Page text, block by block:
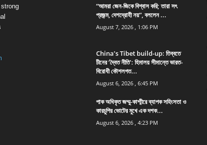
“আমরা জেন-জিকে বিশ্বাস করি; তারা সৎ
প্রজন্ম, দেশদ্রোহী নয়”, বললেন ...
August 7, 2026 , 1:06 PM
China’s Tibet build-up: তিব্বতে
চীনের ‘দ্বৈত নীতি’: হিমালয় সীমান্তে ভারত-
বিরোধী কৌশলগত...
August 6, 2026 , 6:45 PM
পাক অধিকৃত জম্মু-কাশ্মীরে ব্যাপক সহিংসতা ও
কারচুপির ভোটের মুখে এক দশক...
August 6, 2026 , 4:23 PM